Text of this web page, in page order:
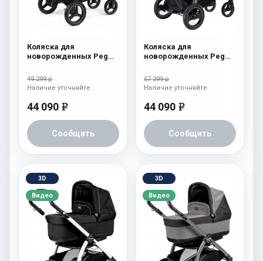
Коляска для
новорожденных Peg
Cream
49 299 р
44 090 e
Сообщить
Наличие уточняйте
Коляска для
новорожденных Peg
(шасси White/Black)
Tulip
57 399 р
44 090 e
Сообщить
Наличие уточняйте
3D
Видео
3D
Видео